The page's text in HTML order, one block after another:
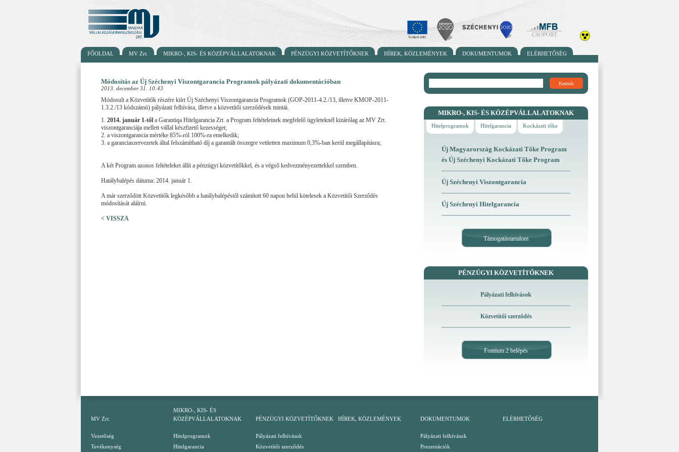
FŐOLDAL MV Zrt. MIKRO-, KIS- ÉS KÖZÉPVÁLLALATOKNAK PÉNZÜGYI KÖZVETÍTŐKNEK HÍREK, KÖZLEMÉNYEK DOKUMENTUMOK ELÉRHETŐSÉG
Módosítás az Új Széchenyi Viszontgarancia Programok pályázati dokumentációban
2013. december 31. 10:43
Módosult a Közvetítők részére kiírt Új Széchenyi Viszontgarancia Programok (GOP-2011-4.2./13, illetve KMOP-2011-
1.3.2./13 kódszámú) pályázati felhívása, illetve a közvetítői szerződések mintái.
1. 2014. január 1-től a Garantiqa Hitelgarancia Zrt. a Program feltételeinek megfelelő ügyleteknél kizárólag az MV Zrt.
viszontgaranciája mellett vállal készfizető kezességet;
2. a viszontgarancia mértéke 85%-ról 100%-ra emelkedik;
3. a garanciaszervezetek által felszámítható díj a garantált összegre vetítetten maximum 0,3%-ban kerül megállapításra;
A két Program azonos feltételeket állít a pénzügyi közvetítőkkel, és a végső kedvezményezettekkel szemben.
Hatálybalépés dátuma: 2014. január 1.
A már szerződött Közvetítők legkésőbb a hatálybalépéstől számított 60 napon belül kötelesek a Közvetítői Szerződés
módosítását aláírni.
< VISSZA
Keresés
MIKRO-, KIS- ÉS KÖZÉPVÁLLALATOKNAK
Hitelprogramok Hitelgarancia Kockázati tőke
Új Magyarország Kockázati Tőke Program
és Új Széchenyi Kockázati Tőke Program
Új Széchenyi Viszontgarancia
Új Széchenyi Hitelgarancia
Támogatástartalom
PÉNZÜGYI KÖZVETÍTŐKNEK
Pályázati felhívások
Közvetítői szerződés
Fontium 2 belépés
MV Zrt.
Vezetőség
Tevékenység
MIKRO-, KIS- ÉS
KÖZÉPVÁLLALATOKNAK
Hitelprogramok
Hitelgarancia
PÉNZÜGYI KÖZVETÍTŐKNEK
Pályázati felhívások
Közvetítői szerződés
HÍREK, KÖZLEMÉNYEK DOKUMENTUMOK
Pályázati felhívások
Prezentációk
ELÉRHETŐSÉG